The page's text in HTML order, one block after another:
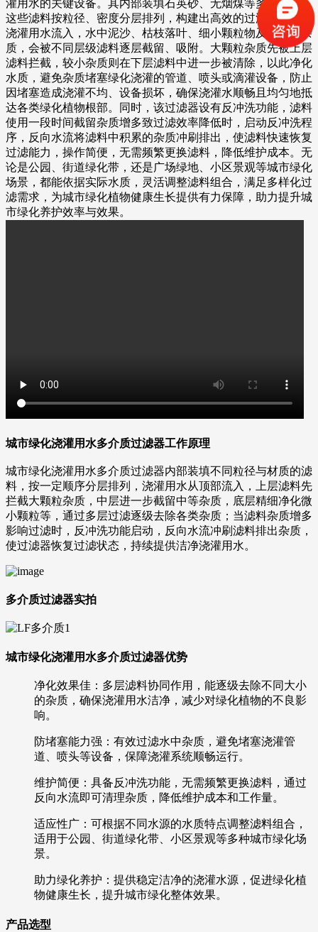
灌用水的关键设备。其内部装填石英砂、无烟煤等多种滤料，
这些滤料按粒径、密度分层排列，构建出高效的过滤结构。当
浇灌用水流入，水中泥沙、枯枝落叶、细小颗粒物及胶体等杂
质，会被不同层级滤料逐层截留、吸附。大颗粒杂质先被上层
滤料拦截，较小杂质则在下层滤料中进一步被清除，以此净化
水质，避免杂质堵塞绿化浇灌的管道、喷头或滴灌设备，防止
因堵塞造成浇灌不均、设备损坏，确保浇灌水顺畅且均匀地抵
达各类绿化植物根部。同时，该过滤器设有反冲洗功能，滤料
使用一段时间截留杂质增多致过滤效率降低时，启动反冲洗程
序，反向水流将滤料中积累的杂质冲刷排出，使滤料快速恢复
过滤能力，操作简便，无需频繁更换滤料，降低维护成本。无
论是公园、街道绿化带，还是广场绿地、小区景观等城市绿化
场景，都能依据实际水质，灵活调整滤料组合，满足多样化过
滤需求，为城市绿化植物健康生长提供有力保障，助力提升城
市绿化养护效率与效果。
城市绿化浇灌用水多介质过滤器工作原理
城市绿化浇灌用水多介质过滤器内部装填不同粒径与材质的滤
料，按一定顺序分层排列，浇灌用水从顶部流入，上层滤料先
拦截大颗粒杂质，中层进一步截留中等杂质，底层精细净化微
小颗粒等，通过多层过滤逐级去除各类杂质；当滤料杂质增多
影响过滤时，反冲洗功能启动，反向水流冲刷滤料排出杂质，
使过滤器恢复过滤状态，持续提供洁净浇灌用水。
多介质过滤器实拍
城市绿化浇灌用水多介质过滤器优势
净化效果佳：多层滤料协同作用，能逐级去除不同大小
的杂质，确保浇灌用水洁净，减少对绿化植物的不良影
响。
防堵塞能力强：有效过滤水中杂质，避免堵塞浇灌管
道、喷头等设备，保障浇灌系统顺畅运行。
维护简便：具备反冲洗功能，无需频繁更换滤料，通过
反向水流即可清理杂质，降低维护成本和工作量。
适应性广：可根据不同水源的水质特点调整滤料组合，
适用于公园、街道绿化带、小区景观等多种城市绿化场
景。
助力绿化养护：提供稳定洁净的浇灌水源，促进绿化植
物健康生长，提升城市绿化整体效果。
产品选型